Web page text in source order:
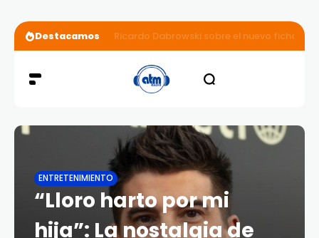
Destacamos Ricardo Dabrowski sobre el nuevo fichaje
ENTRETENIMIENTO
“Lloro harto por mi
hija”: La nostalgia de